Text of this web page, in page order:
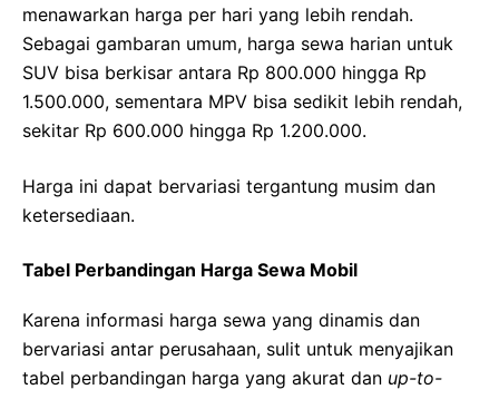
menawarkan harga per hari yang lebih rendah.
Sebagai gambaran umum, harga sewa harian untuk
SUV bisa berkisar antara Rp 800.000 hingga Rp
1.500.000, sementara MPV bisa sedikit lebih rendah,
sekitar Rp 600.000 hingga Rp 1.200.000.
Harga ini dapat bervariasi tergantung musim dan
ketersediaan.
Tabel Perbandingan Harga Sewa Mobil
Karena informasi harga sewa yang dinamis dan
bervariasi antar perusahaan, sulit untuk menyajikan
tabel perbandingan harga yang akurat dan up-to-